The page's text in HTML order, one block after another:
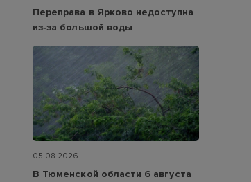
Переправа в Ярково недоступна
из‑за большой воды
05.08.2026
В Тюменской области 6 августа